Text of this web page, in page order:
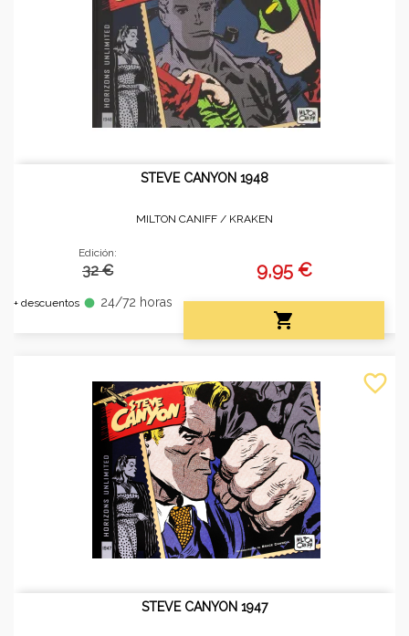
STEVE CANYON 1948
MILTON CANIFF / KRAKEN
Edición:
32 €
+ descuentos fiber_manual_record 24/72 horas
9,95 €

STEVE CANYON 1947
favorite_border